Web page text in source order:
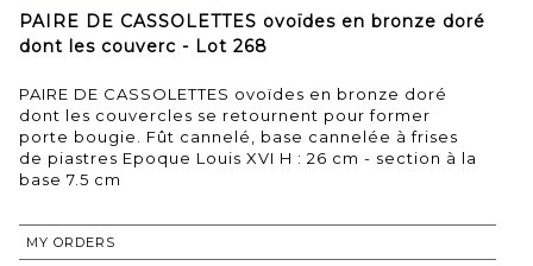
PAIRE DE CASSOLETTES ovoïdes en bronze doré
dont les couverc - Lot 268
PAIRE DE CASSOLETTES ovoïdes en bronze doré
dont les couvercles se retournent pour former
porte bougie. Fût cannelé, base cannelée à frises
de piastres Epoque Louis XVI H : 26 cm - section à la
base 7.5 cm
MY ORDERS